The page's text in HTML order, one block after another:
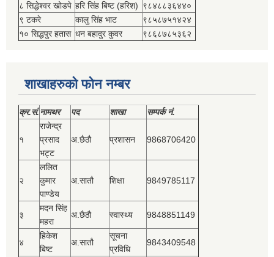
८ सिद्धेश्‍वर खोडपे हरि सिंह बिष्‍ट (हरिश) ९८४८८३६४४०
९ टकरे
कालु सिंह भाट
९८५८७५१४२४
१० सिद्धपुर हतास धन बहादुर कुवर ९८६८७८५३६२
शाखाहरुको फोन नम्बर
क्र.सं.नामथर पद शाखा सम्‍पर्क नं.
१
राजेन्द्र
प्रसाद
भट्ट
अ.छैठौ प्रशासन 9868706420
२
ललित
कुमार
पाण्डेय
अ.सातौ शिक्षा 9849785117
३
मदन सिंह
महरा
अ.छैठौ स्वास्थ्य 9848851149
४
हिकेश
बिष्‍ट
अ.सातौ
सूचना
प्रविधि
9843409548